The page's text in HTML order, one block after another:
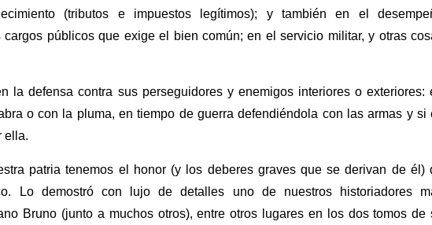
(tributos e impuestos legítimos); y también en el
públicos que exige el bien común; en el servicio militar, y otras
la defensa contra sus perseguidores y enemigos interiores o exteriores:
o con la pluma, en tiempo de guerra defendiéndola con las armas y si
ella.
patria tenemos el honor (y los deberes graves que se derivan de él)
Lo demostró con lujo de detalles uno de nuestros historiadores
Bruno (junto a muchos otros), entre otros lugares en los dos tomos de